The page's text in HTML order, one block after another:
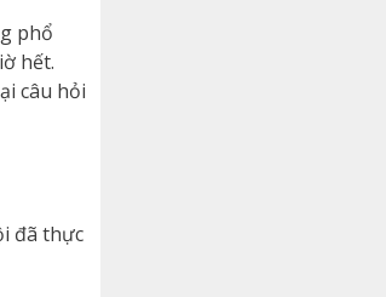
phổ
hết.
câu hỏi
đã thực